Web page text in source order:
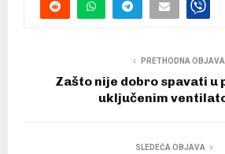
PRETHODNA OBJAVA
Zašto nije dobro spavati u
uključenim
SLEDEĆA OBJAVA